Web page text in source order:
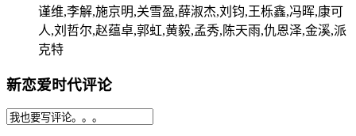
谨维,李解,施京明,关雪盈,薛淑杰,刘钧,王栎鑫,冯晖,康可
人,刘哲尔,赵蕴卓,郭虹,黄毅,孟秀,陈天雨,仇恩泽,金溪,派
克特
新恋爱时代评论